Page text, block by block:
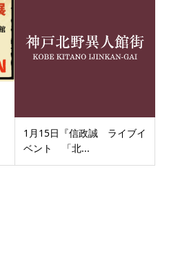
1月15日『信政誠 ライブイ
ベント 「北...